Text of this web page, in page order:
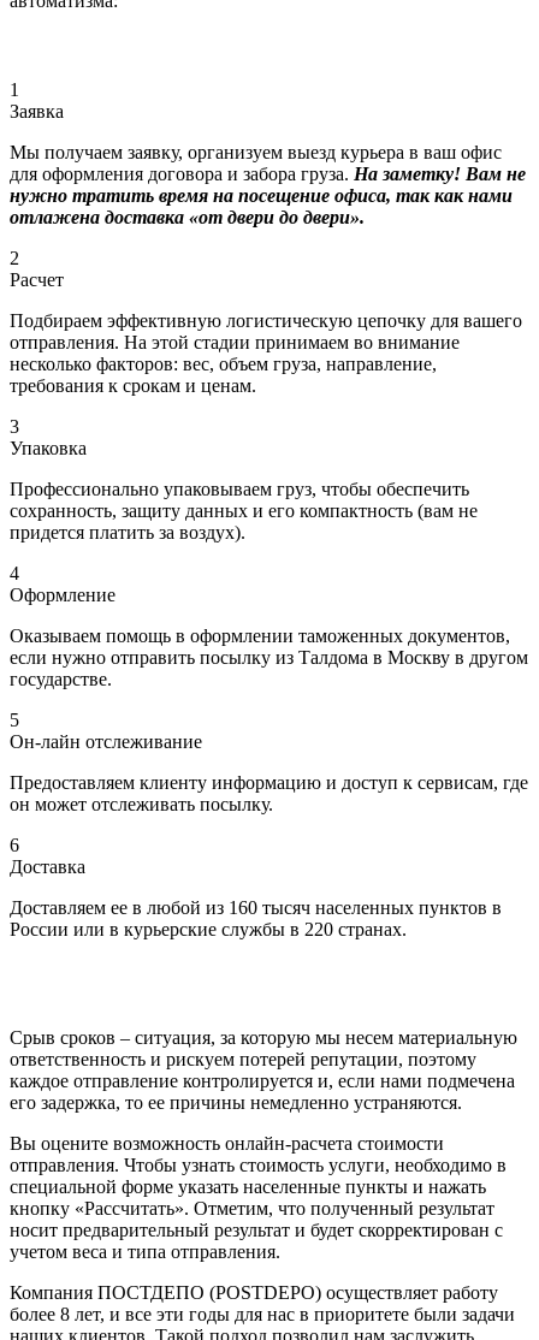
1
Заявка
Мы получаем заявку, организуем выезд курьера в ваш офис
для оформления договора и забора груза. На заметку! Вам не
нужно тратить время на посещение офиса, так как нами
отлажена доставка «от двери до двери».
2
Расчет
Подбираем эффективную логистическую цепочку для вашего
отправления. На этой стадии принимаем во внимание
несколько факторов: вес, объем груза, направление,
требования к срокам и ценам.
3
Упаковка
Профессионально упаковываем груз, чтобы обеспечить
сохранность, защиту данных и его компактность (вам не
придется платить за воздух).
4
Оформление
Оказываем помощь в оформлении таможенных документов,
если нужно отправить посылку из Талдома в Москву в другом
государстве.
5
Он-лайн отслеживание
Предоставляем клиенту информацию и доступ к сервисам, где
он может отслеживать посылку.
6
Доставка
Доставляем ее в любой из 160 тысяч населенных пунктов в
России или в курьерские службы в 220 странах.
Срыв сроков – ситуация, за которую мы несем материальную
ответственность и рискуем потерей репутации, поэтому
каждое отправление контролируется и, если нами подмечена
его задержка, то ее причины немедленно устраняются.
Вы оцените возможность онлайн-расчета стоимости
отправления. Чтобы узнать стоимость услуги, необходимо в
специальной форме указать населенные пункты и нажать
кнопку «Рассчитать». Отметим, что полученный результат
носит предварительный результат и будет скорректирован с
учетом веса и типа отправления.
Компания ПОСТДЕПО (POSTDEPO) осуществляет работу
более 8 лет, и все эти годы для нас в приоритете были задачи
наших клиентов. Такой подход позволил нам заслужить